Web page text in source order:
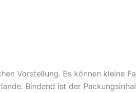
Vorstellung. Es können kleine
Bindend ist der